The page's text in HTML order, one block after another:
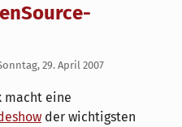
29. April 2007
macht eine
der wichtigsten